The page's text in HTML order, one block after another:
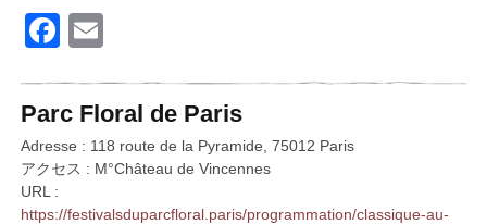
Facebook
Parc Floral de Paris
Adresse : 118 route de la Pyramide, 75012 Paris
アクセス : M°Château de Vincennes
URL :
https://festivalsduparcfloral.paris/programmation/classique-au-